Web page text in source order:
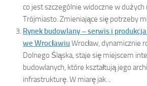
co jest szczególnie widoczne w dużych
Trójmiasto. Zmieniające się potrzeby
Rynek budowlany – serwis i
we WrocławiuWrocław, dynamicznie
Dolnego Śląska, staje się miejscem
budowlanych, które kształtują jego
infrastrukturę. W miarę jak...